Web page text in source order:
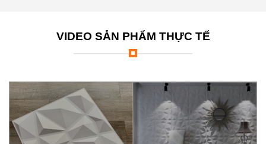
VIDEO SẢN PHẨM THỰC TẾ